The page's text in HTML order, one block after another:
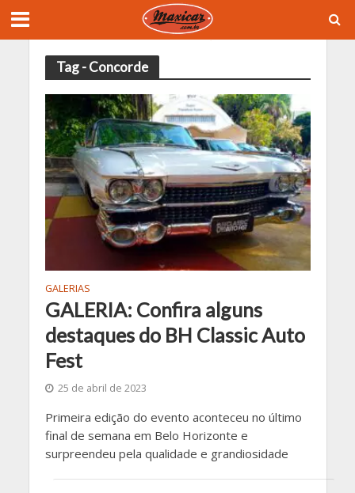
Tag - Concorde
GALERIAS
GALERIA: Confira alguns
destaques do BH Classic Auto
Fest
25 de abril de 2023
Primeira edição do evento aconteceu no último
final de semana em Belo Horizonte e
surpreendeu pela qualidade e grandiosidade